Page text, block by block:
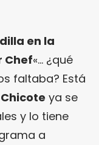
en la
Chef«… ¿qué
faltaba? Está
Chicote ya se
y lo tiene
a